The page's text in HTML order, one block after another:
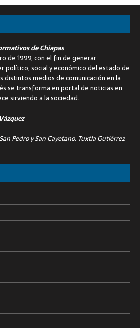
de Chiapas
de 1999, con el fin de generar
político, social y económico del estado de
distintos medios de comunicación en la
se transforma en portal de noticias en
sirviendo a la sociedad.
Pedro y San Cayetano, Tuxtla Gutiérrez